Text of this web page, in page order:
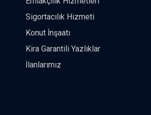
Esnek ödeme koşulları ve Kira
Belirtilen fiyat, Eşyalı
Sigortacılık Hizmeti
Konut İnşaatı
Kira Garantili Yazlıklar
İlanlarımız